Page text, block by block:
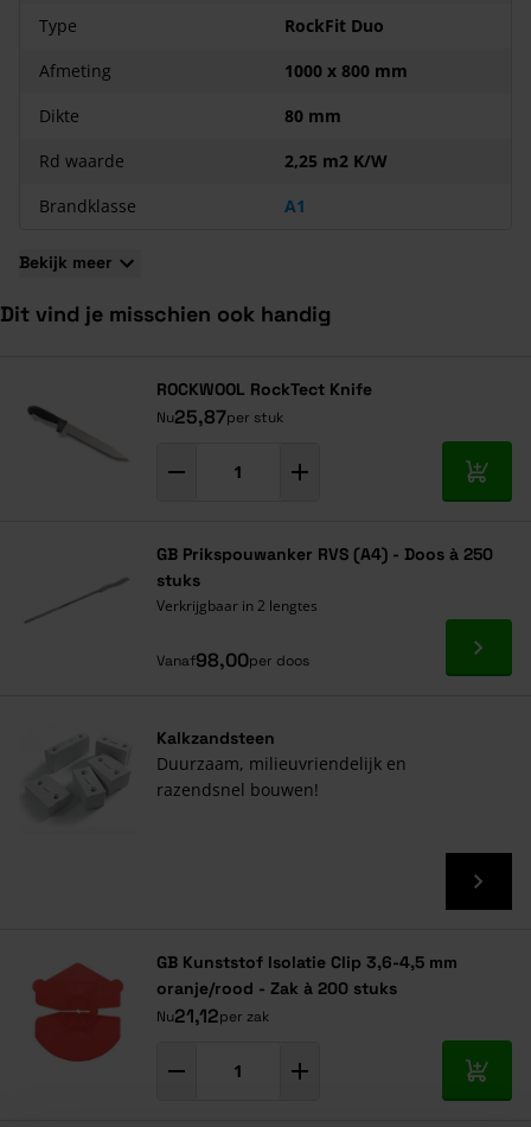
verzekerd bent van constant goede isolerende prestaties.
Niet brandbaar
Geen valse spouw, sluit goed aan op het binnenspouwblad;
Gemakkelijk en snel te verwerken;
Waterafstotend;
Geen naadvorming tussen de platen, dus geen
warmteverlies.
Type
RockFit Duo
Afmeting
1000 x 800 mm
Dikte
80 mm
Rd waarde
2,25 m2 K/W
Brandklasse
A1
Bekijk meer
Dit vind je misschien ook handig
ROCKWOOL RockTect Knife
Nu25,87per stuk
In
GB Prikspouwanker RVS (A4) - Doos à 250
stuks
Verkrijgbaar in 2 lengtes
Vanaf98,00per doos Ga
Kalkzandsteen
Duurzaam, milieuvriendelijk en
razendsnel bouwen!
GB Kunststof Isolatie Clip 3,6-4,5 mm
oranje/rood - Zak à 200 stuks
Nu21,12per zak
In